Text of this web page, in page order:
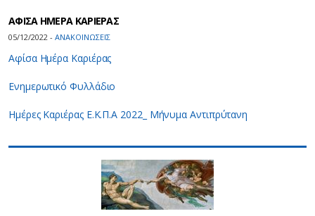
ΑΦΙΣΑ ΗΜΕΡΑ ΚΑΡΙΕΡΑΣ
05/12/2022 - ΑΝΑΚΟΙΝΩΣΕΙΣ
Αφίσα Ημέρα Καριέρας
Ενημερωτικό Φυλλάδιο
Ημέρες Καριέρας Ε.Κ.Π.Α 2022_ Μήνυμα Αντιπρύτανη